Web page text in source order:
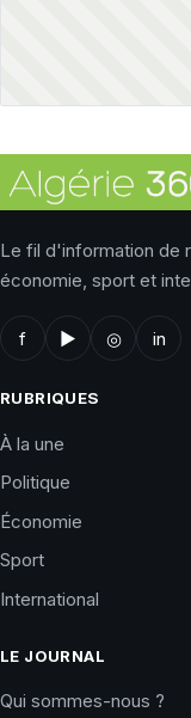
Le fil d'information de
économie, sport et
f ▶ ◎ in
RUBRIQUES
À la une
Politique
Économie
Sport
International
LE JOURNAL
Qui sommes-nous ?